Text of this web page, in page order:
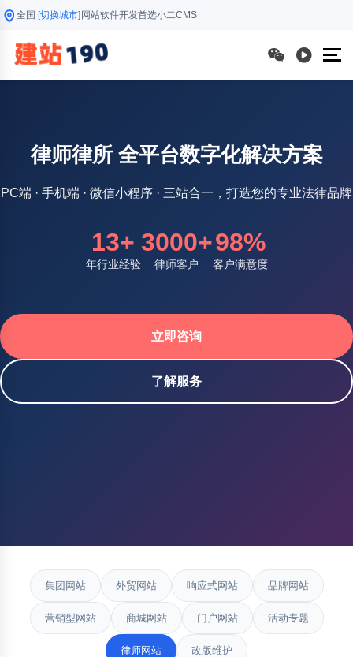
全国 [切换城市] 网站软件开发首选小二CMS
律师律所 全平台数字化解决方案
PC端 · 手机端 · 微信小程序 · 三站合一，打造您的专业法律品牌
13+
年行业经验
3000+
律师客户
98%
客户满意度
立即咨询
了解服务
集团网站 外贸网站 响应式网站 品牌网站
营销型网站 商城网站 门户网站 活动专题
律师网站 改版维护